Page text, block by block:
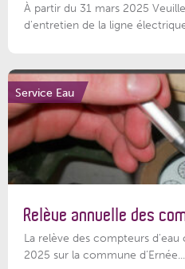
À partir du 31 mars 2025
d'entretien de la ligne
Service Eau
Relève annuelle des
La relève des compteurs
2025 sur la commune